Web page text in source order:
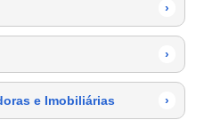
›
›
e Imobiliárias ›